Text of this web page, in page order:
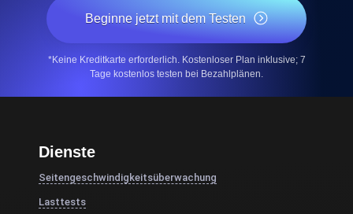
Beginne jetzt mit dem Testen
*Keine Kreditkarte erforderlich. Kostenloser Plan inklusive; 7
Tage kostenlos testen bei Bezahlplänen.
Dienste
Seitengeschwindigkeitsüberwachung
Lasttests